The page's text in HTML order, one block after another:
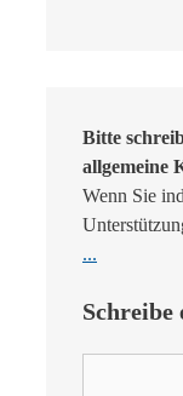
Bitte
allgemeine
Wenn Sie
...